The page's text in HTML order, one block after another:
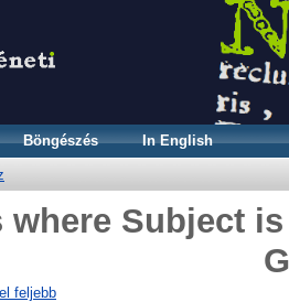
Böngészés In English
where Subject
feljebb